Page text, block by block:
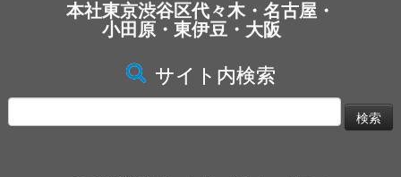
本社東京渋谷区代々木・名古屋・
小田原・東伊豆・大阪
サイト内検索
索: